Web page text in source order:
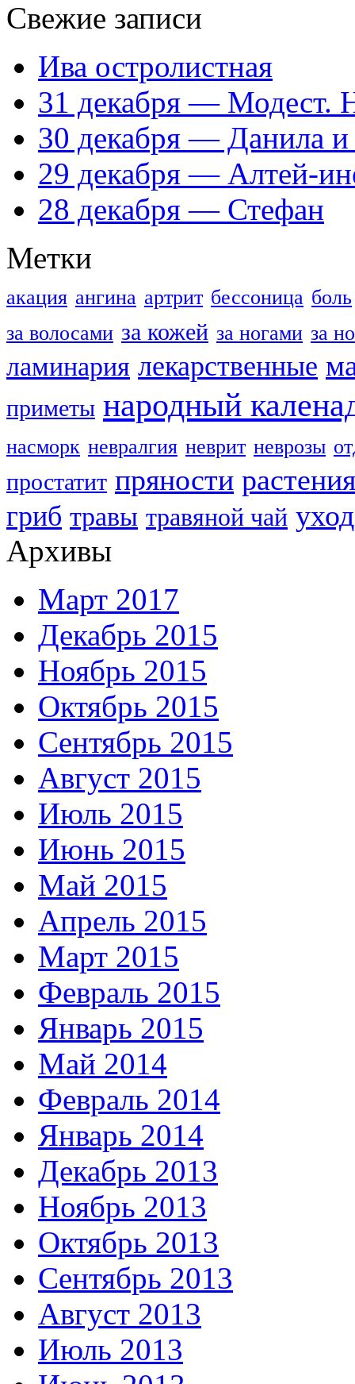
Свежие записи
Ива остролистная
31 декабря — Модест.
30 декабря — Данила
29 декабря — Алтей-
28 декабря — Стефан
Метки
акация ангина артрит бессоница боль
за волосами за кожей за ногами за
ламинария лекарственные
приметы народный
насморк невралгия неврит неврозы
простатит пряности растения
гриб травы травяной чай уход
Архивы
Март 2017
Декабрь 2015
Ноябрь 2015
Октябрь 2015
Сентябрь 2015
Август 2015
Июль 2015
Июнь 2015
Май 2015
Апрель 2015
Март 2015
Февраль 2015
Январь 2015
Май 2014
Февраль 2014
Январь 2014
Декабрь 2013
Ноябрь 2013
Октябрь 2013
Сентябрь 2013
Август 2013
Июль 2013